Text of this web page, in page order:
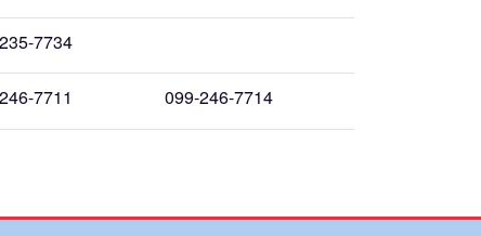
7734
7711 099-246-7714